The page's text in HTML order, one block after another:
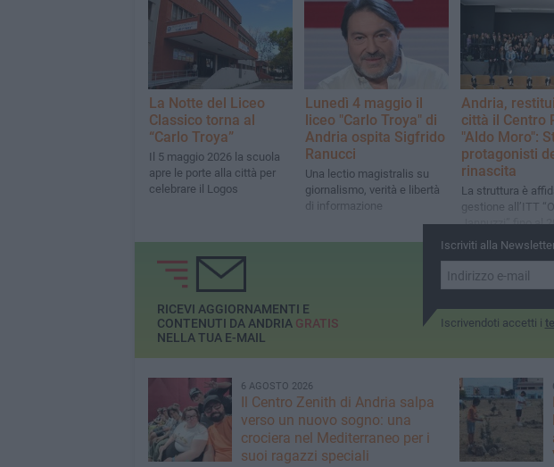
promozione dei valori più
autentici dello sport
La Notte del Liceo
Classico torna al
“Carlo Troya”
Il 5 maggio 2026 la scuola
apre le porte alla città per
celebrare il Logos
Lunedì 4 maggio il
liceo "Carlo Troya" di
Andria ospita Sigfrido
Ranucci
Una lectio magistralis su
giornalismo, verità e libertà
di informazione
Andria,
città il Centro
"Aldo Moro":
protagonisti
rinascita
La struttura è
gestione all’ITT
Jannuzzi” fino al
attraverso apposita
Iscriviti alla
Iscrivendoti accetti i
RICEVI AGGIORNAMENTI E
CONTENUTI DA ANDRIA GRATIS
NELLA TUA E-MAIL
6 AGOSTO 2026
Il Centro Zenith di Andria salpa
verso un nuovo sogno: una
crociera nel Mediterraneo per i
suoi ragazzi speciali